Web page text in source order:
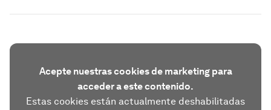
Acepte nuestras cookies de marketing para
acceder a este contenido.
Estas cookies están actualmente deshabilitadas